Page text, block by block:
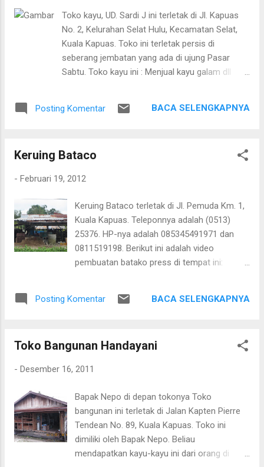
Toko kayu, UD. Sardi J ini terletak di Jl. Kapuas
No. 2, Kelurahan Selat Hulu, Kecamatan Selat,
Kuala Kapuas. Toko ini terletak persis di
seberang jembatan yang ada di ujung Pasar
Sabtu. Toko kayu ini : Menjual kayu galam dll
dihubungi pada nomor HP berikut ini:
Posting Komentar BACA SELENGKAPNYA
Keruing Bataco
- Februari 19, 2012
Keruing Bataco terletak di Jl. Pemuda Km. 1,
Kuala Kapuas. Teleponnya adalah (0513)
25376. HP-nya adalah 085345491971 dan
0811519198. Berikut ini adalah video
pembuatan batako press di tempat ini:
belah Gorong-gorong besar Gorong-gorong
bergantung kepada ukurannya. Paving blok
5.000 / buah Paving blok segi empat - Harga
Batako - Rp 2.000 / buah Produk lain dari
Keruing Bataco adalah: Pilar - harganya
berkisar dari Rp 175.000 - Rp 300.000 / buah
Less - harganya berkisar dari Rp 15.000 - Rp
50.000 / lonjor Bila akan melakukan paving
Posting Komentar BACA SELENGKAPNYA
Toko Bangunan Handayani
- Desember 16, 2011
Bapak Nepo di depan tokonya Toko
bangunan ini terletak di Jalan Kapten Pierre
Tendean No. 89, Kuala Kapuas. Toko ini
dimiliki oleh Bapak Nepo. Beliau
mendapatkan kayu-kayu ini dari orang di